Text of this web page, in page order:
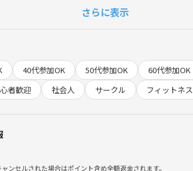
、みんなでチーム分け♪
スしてもドンマイ！
い時間を過ごしましょう！
のアットホームなサークルです✨
でご安心ください！
さらに表示
40代参加OK 50代参加OK 60代参加OK
者歓迎 社会人 サークル フィットネス
ンセルされた場合はポイント含め全額返金されます。